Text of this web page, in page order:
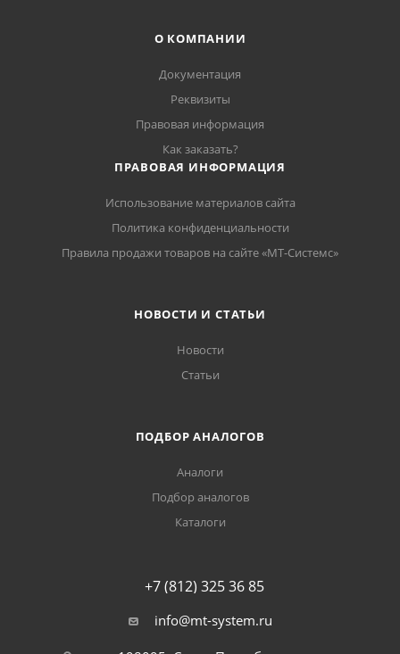
О КОМПАНИИ
Документация
Реквизиты
Правовая информация
Как заказать?
ПРАВОВАЯ ИНФОРМАЦИЯ
Использование материалов сайта
Политика конфиденциальности
Правила продажи товаров на сайте «МТ-Системс»
НОВОСТИ И СТАТЬИ
Новости
Статьи
ПОДБОР АНАЛОГОВ
Аналоги
Подбор аналогов
Каталоги
+7 (812) 325 36 85
info@mt-system.ru